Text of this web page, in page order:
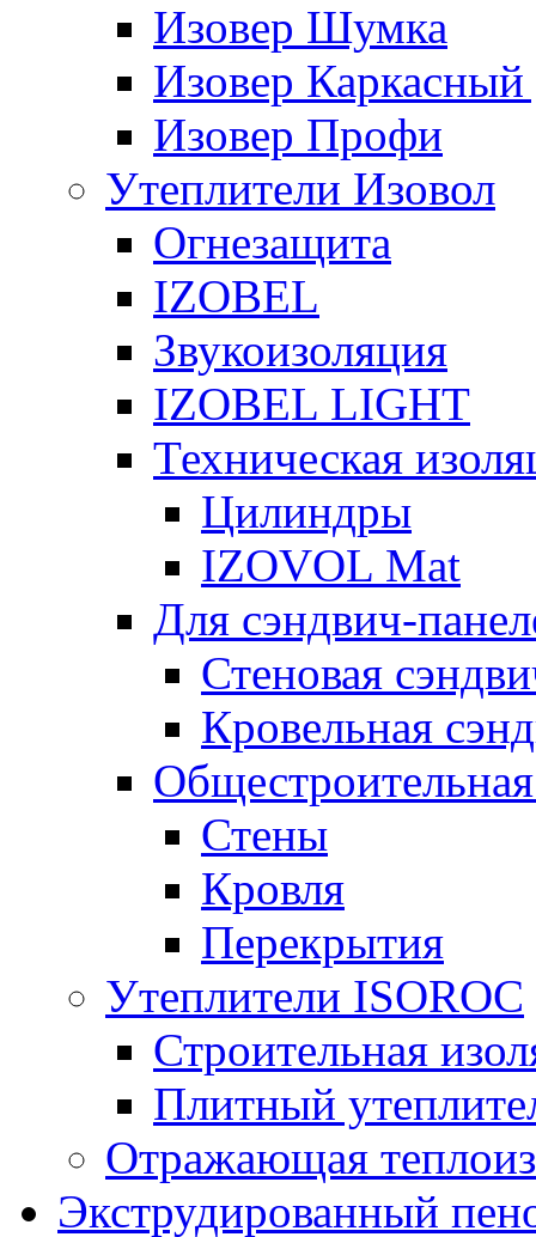
Изовер Шумка
Изовер
Изовер Профи
Утеплители Изовол
Огнезащита
IZOBEL
Звукоизоляция
IZOBEL LIGHT
Техническая
Цилиндры
IZOVOL Mat
Для сэндвич-
Стеновая
Кровельная
Стены
Кровля
Перекрытия
Утеплители ISOROC
Строительная
Плитный
Отражающая
Экструдированный